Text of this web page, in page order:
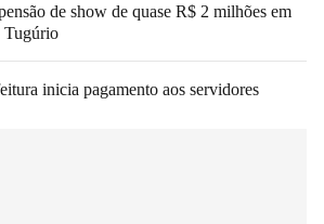
de show de quase R$ 2 milhões em
Tugúrio
inicia pagamento aos servidores